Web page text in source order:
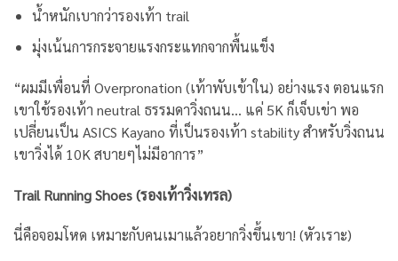
น้ำหนักเบากว่ารองเท้า trail
มุ่งเน้นการกระจายแรงกระแทกจากพื้นแข็ง
“ผมมีเพื่อนที่ Overpronation (เท้าพับเข้าใน) อย่างแรง ตอนแรก
เขาใช้รองเท้า neutral ธรรมดาวิ่งถนน… แค่ 5K ก็เจ็บเข่า พอ
เปลี่ยนเป็น ASICS Kayano ที่เป็นรองเท้า stability สำหรับวิ่งถนน
เขาวิ่งได้ 10K สบายๆไม่มีอาการ”
Trail Running Shoes (รองเท้าวิ่งเทรล)
นี่คือจอมโหด เหมาะกับคนเมาแล้วอยากวิ่งขึ้นเขา! (หัวเราะ)